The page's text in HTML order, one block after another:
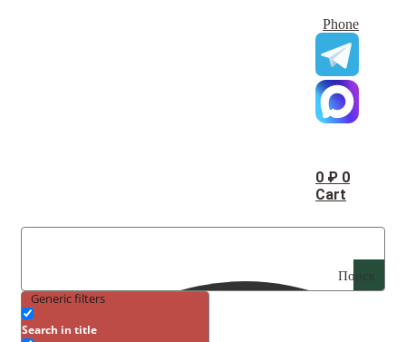
Phone
0 ₽ 0
Cart
Поиск
Generic filters
Search in title